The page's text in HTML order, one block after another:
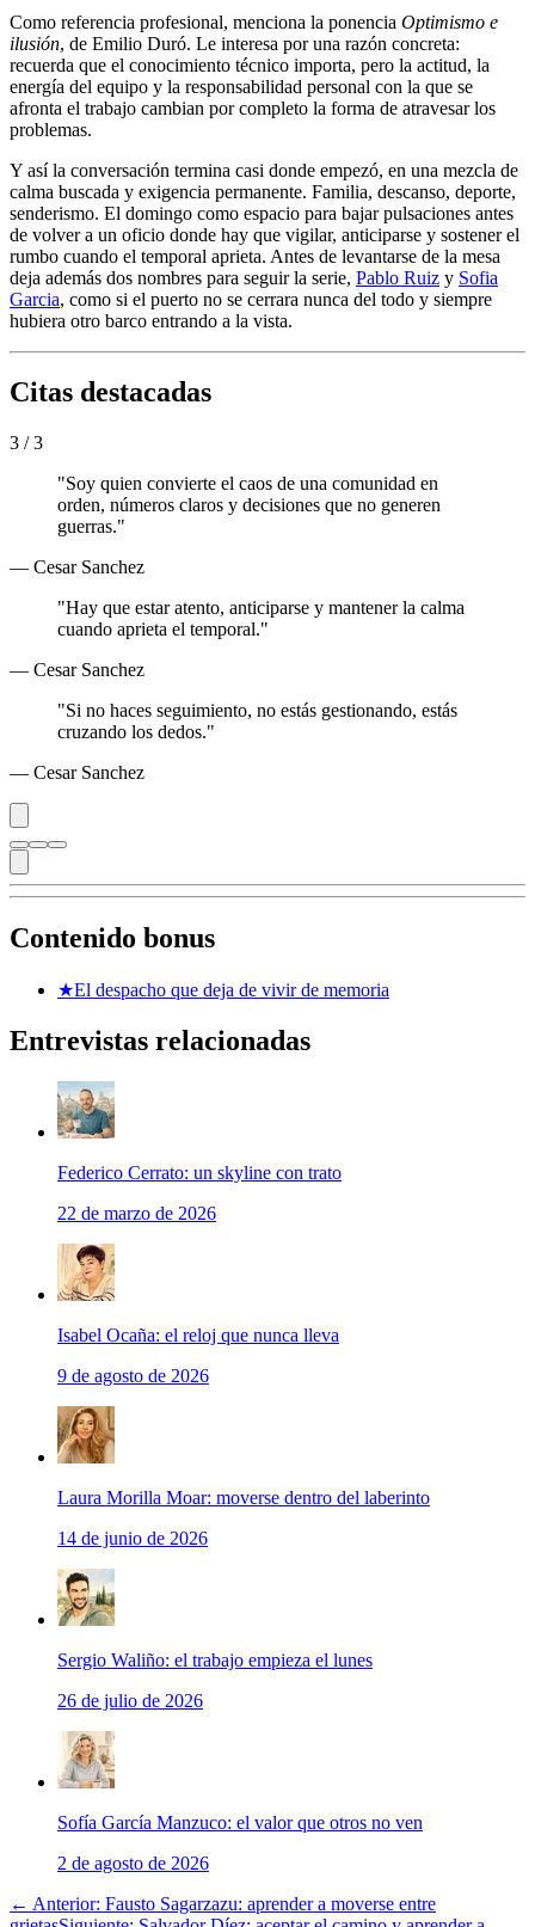
Como referencia profesional, menciona la ponencia Optimismo e
ilusión, de Emilio Duró. Le interesa por una razón concreta:
recuerda que el conocimiento técnico importa, pero la actitud, la
energía del equipo y la responsabilidad personal con la que se
afronta el trabajo cambian por completo la forma de atravesar los
problemas.
Y así la conversación termina casi donde empezó, en una mezcla de
calma buscada y exigencia permanente. Familia, descanso, deporte,
senderismo. El domingo como espacio para bajar pulsaciones antes
de volver a un oficio donde hay que vigilar, anticiparse y sostener el
rumbo cuando el temporal aprieta. Antes de levantarse de la mesa
deja además dos nombres para seguir la serie, Pablo Ruiz y Sofia
Garcia, como si el puerto no se cerrara nunca del todo y siempre
hubiera otro barco entrando a la vista.
Citas destacadas
3 / 3
"Soy quien convierte el caos de una comunidad en
orden, números claros y decisiones que no generen
guerras."
— Cesar Sanchez
"Hay que estar atento, anticiparse y mantener la calma
cuando aprieta el temporal."
— Cesar Sanchez
"Si no haces seguimiento, no estás gestionando, estás
cruzando los dedos."
— Cesar Sanchez
Contenido bonus
★El despacho que deja de vivir de memoria
Entrevistas relacionadas
Federico Cerrato: un skyline con trato
22 de marzo de 2026
Isabel Ocaña: el reloj que nunca lleva
9 de agosto de 2026
Laura Morilla Moar: moverse dentro del laberinto
14 de junio de 2026
Sergio Waliño: el trabajo empieza el lunes
26 de julio de 2026
Sofía García Manzuco: el valor que otros no ven
2 de agosto de 2026
← Anterior: Fausto Sagarzazu: aprender a moverse entre